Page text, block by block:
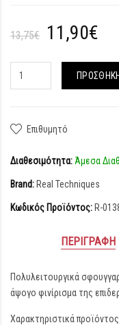
13,75€ 11,90€
Επιθυμητό
Διαθεσιμότητα: Άμεσα
Brand: Real Techniques
Κωδικός Προϊόντος: R-
ΠΕΡΙΓΡΑΦΉ
Πολυλειτουργικά
άψογο φινίρισμα της
Χαρακτηριστικά